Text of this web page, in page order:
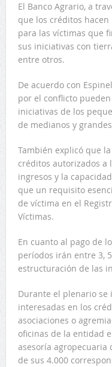
El Banco Agrario, a
que los créditos
para las víctimas que
sus iniciativas con
entre otros.
De acuerdo con
por el conflicto
iniciativas de los
de medianos y
También explicó que
créditos autorizados a
ingresos y la
que un requisito
de víctima en el
Víctimas.
En cuanto al pago de
períodos irán entre 3,
estructuración de las
Durante el plenario se
interesadas en los
asociaciones o
oficinas de la entidad
asesoría agropecuaria
de sus 4.000